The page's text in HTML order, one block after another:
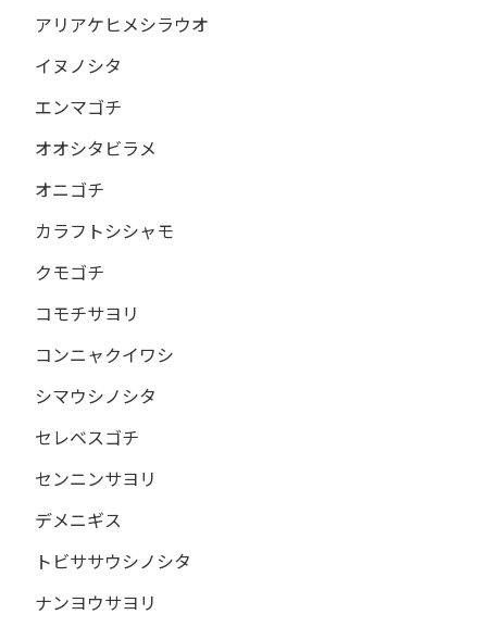
アリアケヒメシラウオ
イヌノシタ
エンマゴチ
オオシタビラメ
オニゴチ
カラフトシシャモ
クモゴチ
コモチサヨリ
コンニャクイワシ
シマウシノシタ
セレベスゴチ
センニンサヨリ
デメニギス
トビササウシノシタ
ナンヨウサヨリ